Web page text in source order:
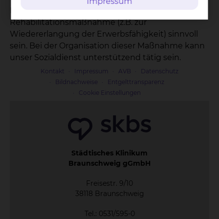
Rehabilitationsmaßnahme (z.B. zur
Wiedererlangung der Erwerbsfähigkeit) sinnvoll
sein. Bei der Organisation dieser Maßnahme kann
unser Sozialdienst unterstützend tätig sein.
Kontakt Impressum AVB
Datenschutz
Bildnachweise
Entgelttransparenz
Cookie Einstellungen
Städtisches Klinikum
Braunschweig gGmbH
Freisestr. 9/10
38118 Braunschweig
Tel.: 0531/595-0